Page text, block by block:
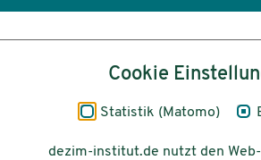
Impressum
Datenschutz
Cookie
Statistik (Matomo)
dezim-institut.de nutzt den